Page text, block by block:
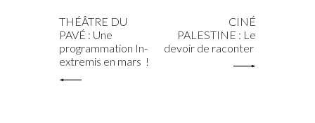
THÉÂTRE DU
PAVÉ : Une
programmation In-
extremis en mars !
CINÉ
PALESTINE : Le
devoir de raconter